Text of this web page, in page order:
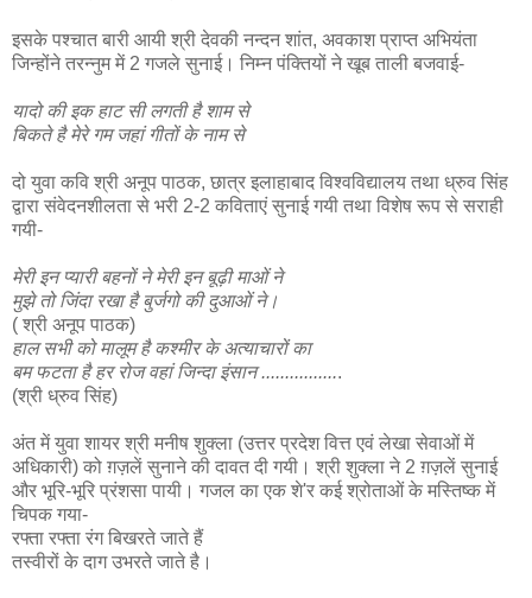
इसके पश्चात बारी आयी श्री देवकी नन्दन शांत, अवकाश प्राप्त अभियंता
जिन्होंने तरन्नुम में 2 गजले सुनाई। निम्न पंक्तियों ने खूब ताली बजवाई-
यादो की इक हाट सी लगती है शाम से
बिकते है मेरे गम जहां गीतों के नाम से
दो युवा कवि श्री अनूप पाठक, छात्र इलाहाबाद विश्वविद्यालय तथा ध्रुव सिंह
द्वारा संवेदनशीलता से भरी 2-2 कविताएं सुनाई गयी तथा विशेष रूप से सराही
गयी-
मेरी इन प्यारी बहनों ने मेरी इन बूढ़ी माओं ने
मुझे तो जिंदा रखा है बुर्जगो की दुआओं ने।
( श्री अनूप पाठक)
हाल सभी को मालूम है कश्मीर के अत्याचारों का
बम फटता है हर रोज वहां जिन्दा इंसान .................
(श्री ध्रुव सिंह)
अंत में युवा शायर श्री मनीष शुक्ला (उत्तर प्रदेश वित्त एवं लेखा सेवाओं में
अधिकारी) को ग़ज़लें सुनाने की दावत दी गयी। श्री शुक्ला ने 2 ग़ज़लें सुनाई
और भूरि-भूरि प्रंशसा पायी। गजल का एक शे'र कई श्रोताओं के मस्तिष्क में
चिपक गया-
रफ्ता रफ्ता रंग बिखरते जाते हैं
तस्वीरों के दाग उभरते जाते है।